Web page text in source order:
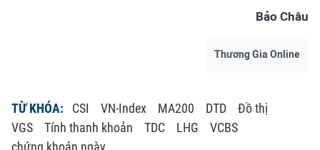
Bảo Châu
Thương Gia Online
TỪ KHÓA: CSI VN-Index MA200 DTD
Đồ thị
VGS
Tính thanh khoản TDC LHG
VCBS